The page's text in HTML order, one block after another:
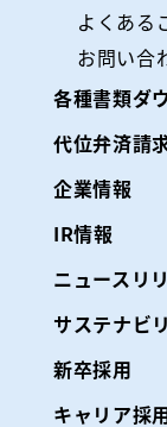
よくある
お問い合
各種書類ダ
代位弁済請
企業情報
IR情報
ニュースリ
サステナビ
新卒採用
キャリア採